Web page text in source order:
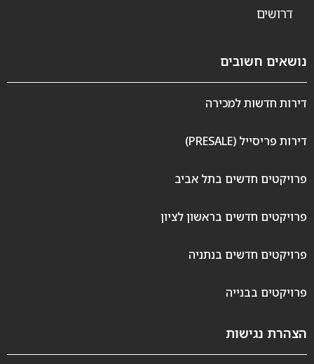
דרושים
נושאים חשובים
דירות חדשות למכירה
דירות פריסייל (PRESALE)
פרויקטים חדשים בתל אביב
פרויקטים חדשים בראשון לציון
פרויקטים חדשים בנתניה
פרויקטים בבנייה
הצהרת נגישות